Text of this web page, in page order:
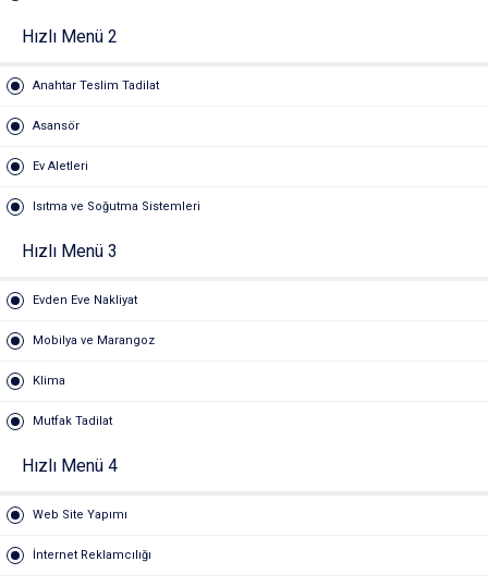
Hızlı Menü 2
Anahtar Teslim Tadilat
Asansör
Ev Aletleri
Isıtma ve Soğutma Sistemleri
Hızlı Menü 3
Evden Eve Nakliyat
Mobilya ve Marangoz
Klima
Mutfak Tadilat
Hızlı Menü 4
Web Site Yapımı
İnternet Reklamcılığı